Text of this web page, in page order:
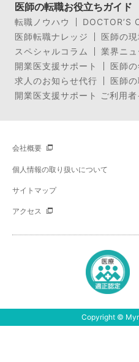
医師の転職お役立ちガイド
転職ノウハウ
DOCTOR’S
医師転職ナレッジ
医師の
スペシャルコラム
業界ニュ
開業医支援サポート
医師
求人のお知らせ代行
医師
開業医支援サポート ご利用
会社概要
個人情報の取り扱いについて
サイトマップ
アクセス
Copyright ©